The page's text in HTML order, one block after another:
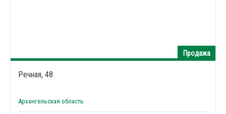
Продажа
Речная, 48
Архангельская область